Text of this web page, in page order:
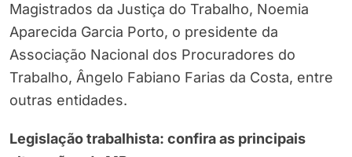
Magistrados da Justiça do Trabalho, Noemia
Aparecida Garcia Porto, o presidente da
Associação Nacional dos Procuradores do
Trabalho, Ângelo Fabiano Farias da Costa, entre
outras entidades.
Legislação trabalhista: confira as principais